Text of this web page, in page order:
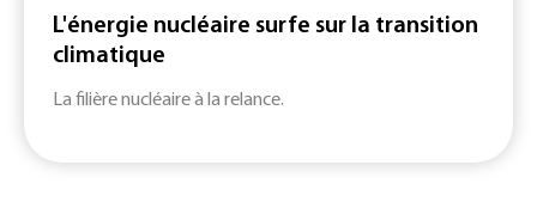
L'énergie nucléaire surfe sur la transition
climatique
La filière nucléaire à la relance.